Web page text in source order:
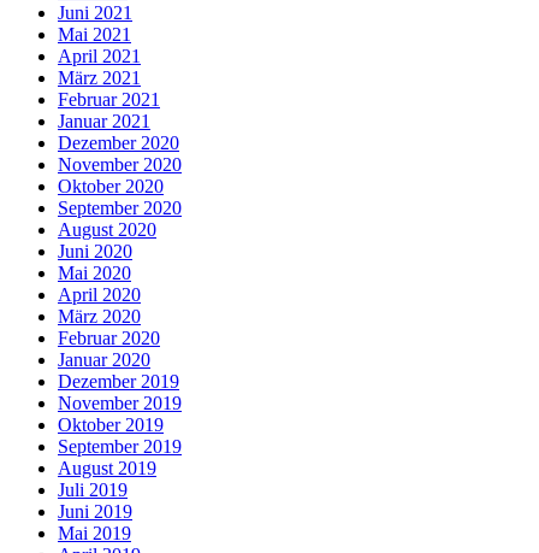
Juni 2021
Mai 2021
April 2021
März 2021
Februar 2021
Januar 2021
Dezember 2020
November 2020
Oktober 2020
September 2020
August 2020
Juni 2020
Mai 2020
April 2020
März 2020
Februar 2020
Januar 2020
Dezember 2019
November 2019
Oktober 2019
September 2019
August 2019
Juli 2019
Juni 2019
Mai 2019